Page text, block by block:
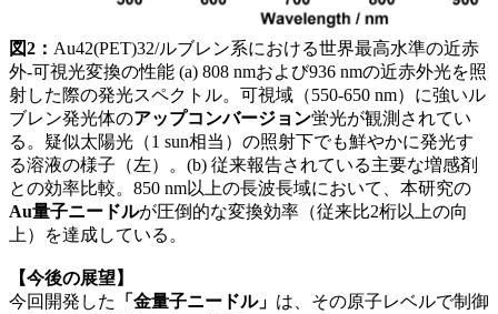
図2： Au42(PET)32/ルブレン系における世界最高水準の近赤
外-可視光変換の性能 (a) 808 nmおよび936 nmの近赤外光を照
射した際の発光スペクトル。可視域（550-650 nm）に強いル
ブレン発光体のアップコンバージョン蛍光が観測されてい
る。疑似太陽光（1 sun相当）の照射下でも鮮やかに発光す
る溶液の様子（左）。(b) 従来報告されている主要な増感剤
との効率比較。850 nm以上の長波長域において、本研究の
Au量子ニードルが圧倒的な変換効率（従来比2桁以上の向
上）を達成している。
【今後の展望】
今回開発した
「金量子ニードル」 は、その原子レベルで制御